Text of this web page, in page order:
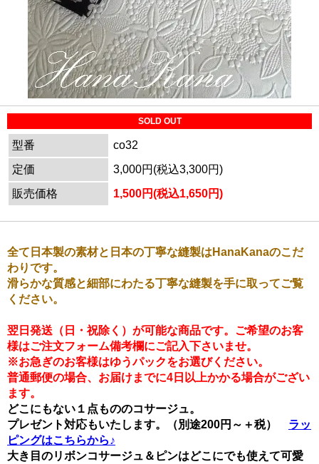
SOLD OUT
型番
co32
定価
3,000円(税込3,300円)
販売価格
1,500円(税込1,650円)
全て日本製の素材と日本の丁寧な縫製はHanaKanaのこだ
わりです。
滑らかな質感と細部にわたる丁寧な縫製を手に取ってご覧
ください。
翌日発送（日・祝除く）が可能な商品です。ご希望のお客
様はご注文フォーム備考欄にご記入下さいませ。
※お急ぎのお客様はゆうパックをお選びください。
普通郵便の場合、お届けまでに4日以上かかる場合がござい
ます。
どこにもない１点もののコサージュ。
プレゼント対応もいたします。（別途200円～＋税） ラッ
ピングはこちらから♪
大き目のリボンコサージュ＆ピンはどこにでも使えて可愛